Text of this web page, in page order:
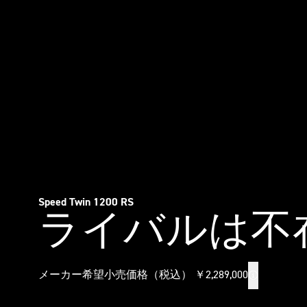
Speed Twin 1200 RS
ライバルは不
メーカー希望小売価格（税込） ￥2,289,000